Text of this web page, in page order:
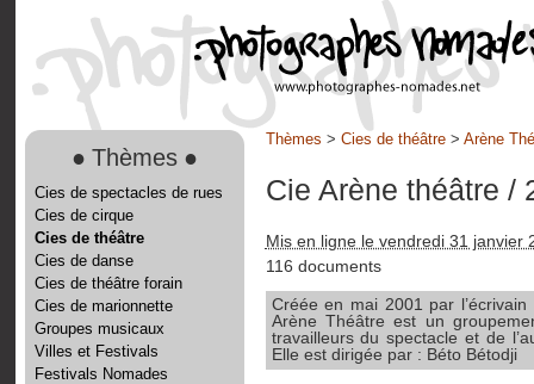
● Thèmes ●
Cies de spectacles de rues
Cies de cirque
Cies de théâtre
Cies de danse
Cies de théâtre forain
Cies de marionnette
Groupes musicaux
Villes et Festivals
Festivals Nomades
Thèmes > Cies de théâtre> Arène
Cie Arène théâtre /
Mis en ligne le vendredi 31 janvier
116 documents
Créée en mai 2001 par
Arène Théâtre est un
travailleurs du spectacle et de
Elle est dirigée par : Béto Bétodji